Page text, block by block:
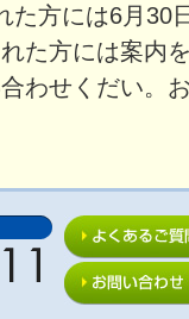
方には6月30
た方には案内
わせくだい。